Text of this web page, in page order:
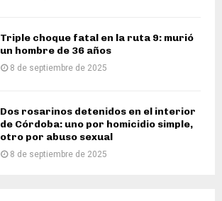
Triple choque fatal en la ruta 9: murió
un hombre de 36 años
8 de septiembre de 2025
Dos rosarinos detenidos en el interior
de Córdoba: uno por homicidio simple,
otro por abuso sexual
8 de septiembre de 2025